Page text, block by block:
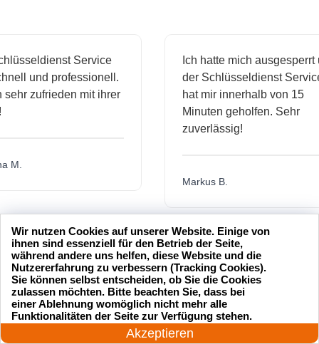
Service
und professionell.
zufrieden mit ihrer
Ich hatte mich ausgesperrt und
der Schlüsseldienst Service
hat mir innerhalb von 15
Minuten geholfen. Sehr
zuverlässig!
Markus B.
hat
Sehr guter Service! Der
Schlüsseldienst war freundlich
und hat mir schnell geholfen,
als ich meine Schlüssel
verloren hatte.
24 Stunden am Tag
Akzeptieren
Wir nutzen Cookies auf unserer Website. Einige von
ihnen sind essenziell für den Betrieb der Seite,
während andere uns helfen, diese Website und die
Nutzererfahrung zu verbessern (Tracking Cookies).
Sie können selbst entscheiden, ob Sie die Cookies
zulassen möchten. Bitte beachten Sie, dass bei
einer Ablehnung womöglich nicht mehr alle
Funktionalitäten der Seite zur Verfügung stehen.